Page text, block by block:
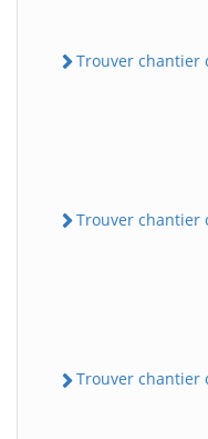
Trouver chantier
Trouver chantier
Trouver chantier